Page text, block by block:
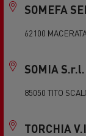
SOMEFA
62100
SOMIA S.r.l.
85050 TITO
TORCHIA